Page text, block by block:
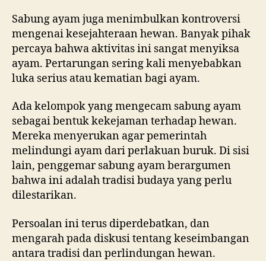
Sabung ayam juga menimbulkan kontroversi
mengenai kesejahteraan hewan. Banyak pihak
percaya bahwa aktivitas ini sangat menyiksa
ayam. Pertarungan sering kali menyebabkan
luka serius atau kematian bagi ayam.
Ada kelompok yang mengecam sabung ayam
sebagai bentuk kekejaman terhadap hewan.
Mereka menyerukan agar pemerintah
melindungi ayam dari perlakuan buruk. Di sisi
lain, penggemar sabung ayam berargumen
bahwa ini adalah tradisi budaya yang perlu
dilestarikan.
Persoalan ini terus diperdebatkan, dan
mengarah pada diskusi tentang keseimbangan
antara tradisi dan perlindungan hewan.